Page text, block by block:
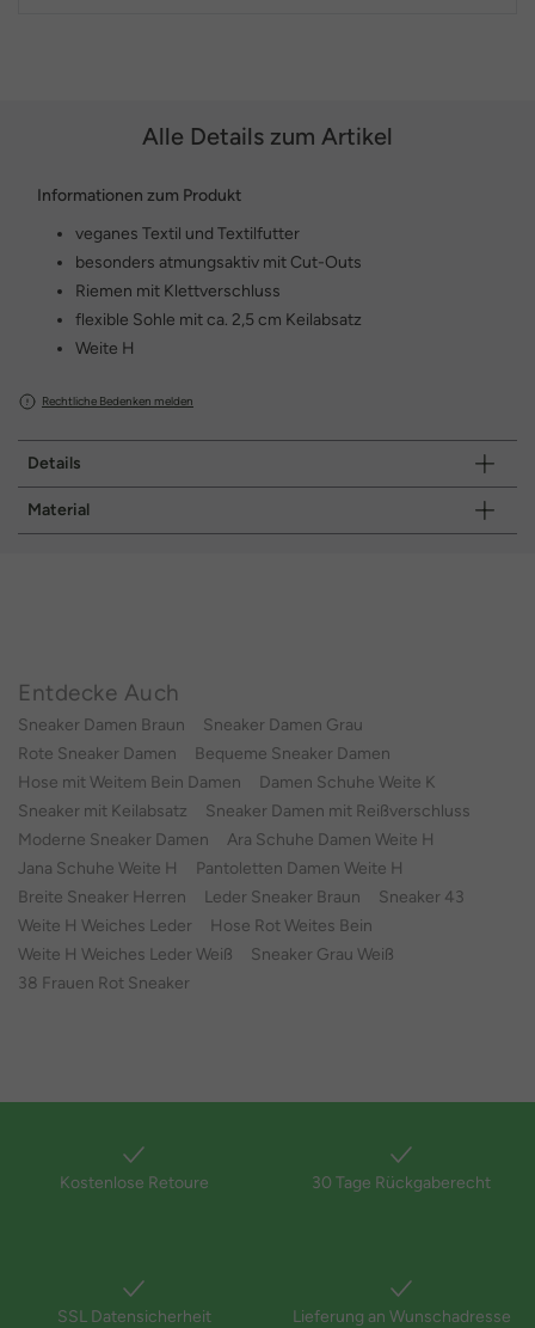
Alle Details zum Artikel
Informationen zum Produkt
veganes Textil und Textilfutter
besonders atmungsaktiv mit Cut-Outs
Riemen mit Klettverschluss
flexible Sohle mit ca. 2,5 cm Keilabsatz
Weite H
Rechtliche Bedenken melden
Details
Material
Entdecke Auch
Sneaker Damen Braun
Sneaker Damen Grau
Rote Sneaker Damen
Bequeme Sneaker Damen
Hose mit Weitem Bein Damen
Damen Schuhe Weite K
Sneaker mit Keilabsatz
Sneaker Damen mit Reißverschluss
Moderne Sneaker Damen
Ara Schuhe Damen Weite H
Jana Schuhe Weite H
Pantoletten Damen Weite H
Breite Sneaker Herren
Leder Sneaker Braun
Sneaker 43
Weite H Weiches Leder
Hose Rot Weites Bein
Weite H Weiches Leder Weiß
Sneaker Grau Weiß
38 Frauen Rot Sneaker
Kostenlose Retoure 30 Tage Rückgaberecht
SSL Datensicherheit Lieferung an Wunschadresse